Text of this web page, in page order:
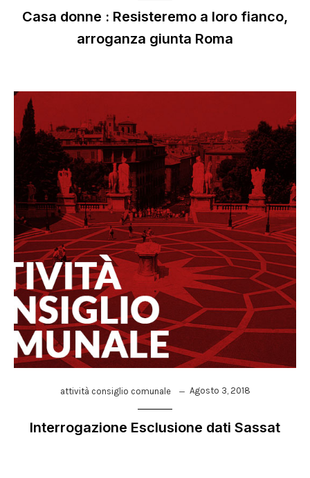
Casa donne : Resisteremo a loro fianco,
arroganza giunta Roma
attività consiglio comunale Agosto 3, 2018
Interrogazione Esclusione dati Sassat